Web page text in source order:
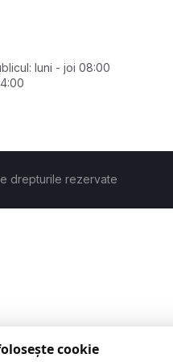
luni - joi 08:00
drepturile rezervate
cookie